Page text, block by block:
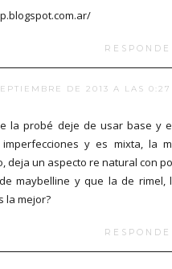
DE 2013 A LAS 0:27
la probé deje de usar base y
y es mixta, la
deja un aspecto re natural con
maybelline y que la de rimel,
la mejor?